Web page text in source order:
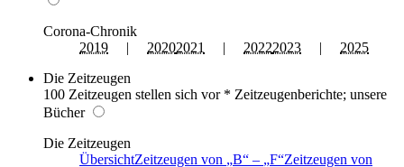
Corona-Chronik
2019 | 20202021 | 20222023 | 2025
Die Zeitzeugen
100 Zeitzeugen stellen sich vor * Zeitzeugenberichte; unsere
Bücher
Die Zeitzeugen
ÜbersichtZeitzeugen von B – F Zeitzeugen von